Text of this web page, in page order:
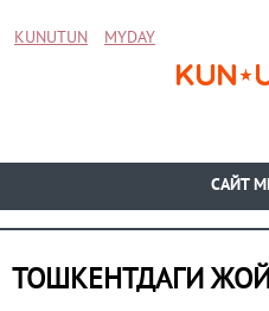
KUNUTUN MYDAY
CАЙТ
ТОШКЕНТДАГИ